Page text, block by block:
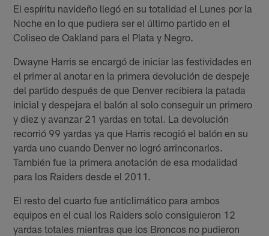
El espíritu navideño llegó en su totalidad el Lunes por la
Noche en lo que pudiera ser el último partido en el
Coliseo de Oakland para el Plata y Negro.
Dwayne Harris se encargó de iniciar las festividades en
el primer al anotar en la primera devolución de despeje
del partido después de que Denver recibiera la patada
inicial y despejara el balón al solo conseguir un primero
y diez y avanzar 21 yardas en total. La devolución
recorrió 99 yardas ya que Harris recogió el balón en su
yarda uno cuando Denver no logró arrinconarlos.
También fue la primera anotación de esa modalidad
para los Raiders desde el 2011.
El resto del cuarto fue anticlimático para ambos
equipos en el cual los Raiders solo consiguieron 12
yardas totales mientras que los Broncos no pudieron